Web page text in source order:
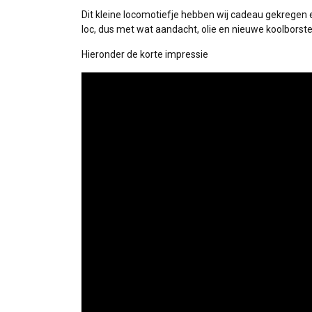
Dit kleine locomotiefje hebben wij cadeau
loc, dus met wat aandacht, olie en nieuwe
Hieronder de korte impressie